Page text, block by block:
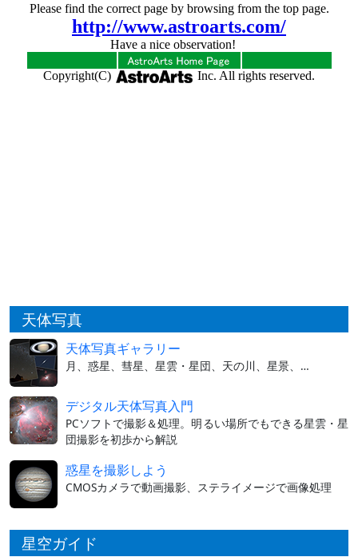
天体写真
天体写真ギャラリー
月、惑星、彗星、星雲・星団、天の川、星景、…
デジタル天体写真入門
PCソフトで撮影＆処理。明るい場所でもできる星雲・星
団撮影を初歩から解説
惑星を撮影しよう
CMOSカメラで動画撮影、ステライメージで画像処理
星空ガイド